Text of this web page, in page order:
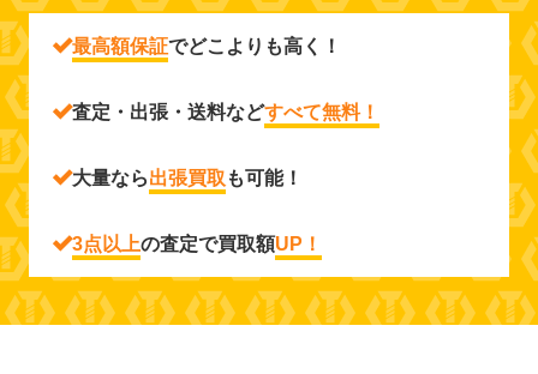
最高額保証でどこよりも高く！
査定・出張・送料などすべて無料！
大量なら出張買取 も可能！
3点以上の査定で買取額UP！